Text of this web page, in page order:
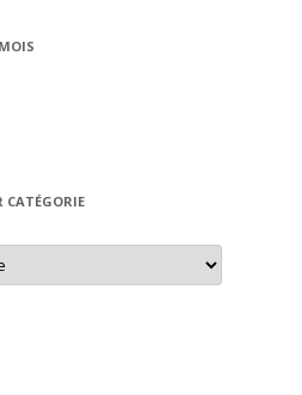
CATÉGORIE